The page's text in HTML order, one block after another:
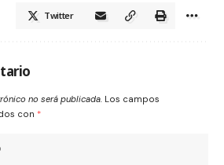
Twitter
no será publicada. Los campos
con *